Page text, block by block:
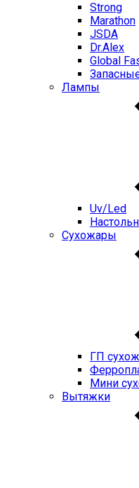
Strong
Marathon
JSDA
Dr.Alex
Global
Лампы
Uv/Led
Сухожары
ГП
Мини
Вытяжки